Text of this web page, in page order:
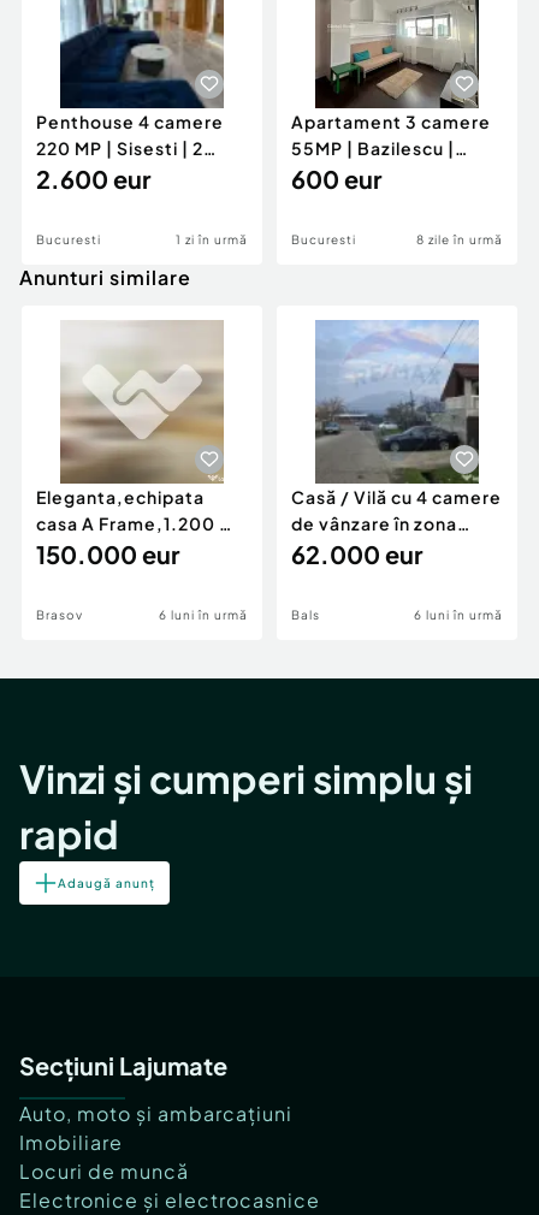
Penthouse 4 camere
220 MP | Sisesti | 2
locuri de parcare |
2.600 eur
Bucuresti 1 zi în urmă
Apartament 3 camere
55MP | Bazilescu |
Bucurestii Noi | Metr
600 eur
Bucuresti 8 zile în urmă
Anunturi similare
Eleganta,echipata
casa A Frame,1.200 mp
teren,deschidere Pia
150.000 eur
Brasov 6 luni în urmă
Casă / Vilă cu 4 camere
de vânzare în zona
Periferie
62.000 eur
Bals 6 luni în urmă
Vinzi și cumperi simplu și
rapid
Adaugă anunț
Secțiuni Lajumate
Auto, moto și ambarcațiuni
Imobiliare
Locuri de muncă
Electronice și electrocasnice